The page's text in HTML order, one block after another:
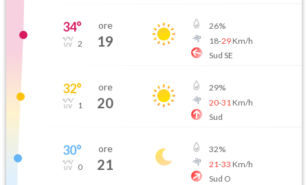
34°
2
ore
19
26%
18-29Km/h
Sud SE
32°
1
ore
20
29%
20-31 Km/h
Sud
30°
0
ore
21
32%
21-33 Km/h
Sud O